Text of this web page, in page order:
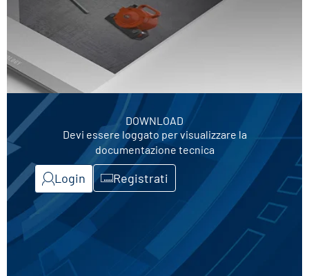
DOWNLOAD
Devi essere loggato per visualizzare la
documentazione tecnica
Login Registrati